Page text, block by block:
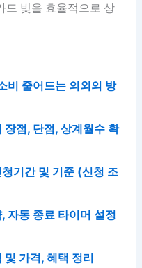
드 빚을 효율적으로 상
비 줄어드는 의외의 방
장점, 단점, 상계월수 확
기간 및 기준 (신청 조
자동 종료 타이머 설정
가격, 혜택 정리